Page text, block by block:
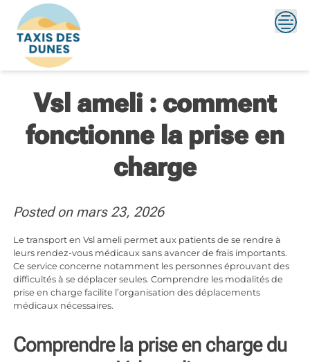
content
Vsl ameli : comment
fonctionne la prise en
charge
Posted on mars 23, 2026
Le transport en Vsl ameli permet aux patients de se rendre à
leurs rendez-vous médicaux sans avancer de frais importants.
Ce service concerne notamment les personnes éprouvant des
difficultés à se déplacer seules. Comprendre les modalités de
prise en charge facilite l’organisation des déplacements
médicaux nécessaires.
Comprendre la prise en charge du